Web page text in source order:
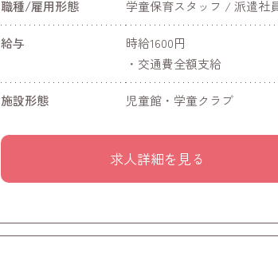
職種/雇用形態 学童保育スタッフ / 派遣社
給与
時給1600円
・交通費全額支給
施設形態 児童館・学童クラブ
求人詳細を見る